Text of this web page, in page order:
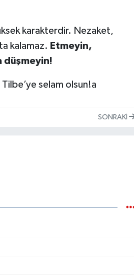
karakterdir. Nezaket,
kalamaz. Etmeyin,
düşmeyin!
Tilbe’ye selam olsun!a
SONRAKI